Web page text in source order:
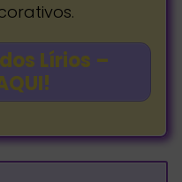
Lírios –